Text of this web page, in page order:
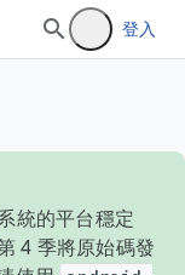
登入
統的平台穩定
4 季將原始碼發